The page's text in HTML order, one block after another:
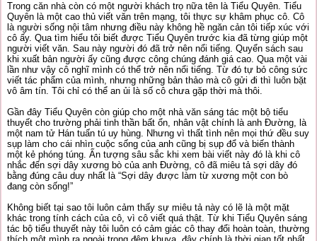
Trong căn nhà còn có một người khách trọ nữa tên là Tiểu Quyên. Tiểu
Quyên là một cao thủ viết văn trên mạng, tôi thực sự khâm phục cô. Cô
là người sống nội tâm nhưng điều này không hề ngăn cản tôi tiếp xúc với
cô ấy. Qua tìm hiểu tôi biết được Tiểu Quyên trước kia đã từng giúp một
người viết văn. Sau này người đó đã trở nên nổi tiếng. Quyển sách sau
khi xuất bản người ấy cũng được công chúng đánh giá cao. Qua một vài
lần như vậy cô nghĩ mình có thể trở nên nổi tiếng. Từ đó tự bỏ công sức
viết tác phẩm của mình, nhưng những bản thảo mà cô gửi đi thì luôn bặt
vô âm tín. Tôi chỉ có thể an ủi là số cô chưa gặp thời mà thôi.
Gần đây Tiểu Quyên còn giúp cho một nhà văn sáng tác một bộ tiểu
thuyết cho trường phải tinh thần bất ổn, nhân vật chính là anh Đường, là
một nam tử Hán tuấn tú uy hùng. Nhưng vì thất tình nên mọi thứ đều suy
sụp làm cho cái nhìn cuộc sống của anh cũng bị sụp đổ và biến thành
một kẻ phóng túng. Ấn tượng sâu sắc khi xem bài viết này đó là khi cô
nhắc đến sợi dây xương bò của anh Đường, cô đã miêu tả sợi dây đó
bằng đúng câu duy nhất là “Sợi dây được làm từ xương một con bò
đang còn sống!”
Không biết tại sao tôi luôn cảm thấy sự miêu tả này có lẽ là một mặt
khác trong tính cách của cô, vì cô viết quá thật. Từ khi Tiểu Quyên sáng
tác bộ tiểu thuyết này tôi luôn có cảm giác cô thay đổi hoàn toàn, thường